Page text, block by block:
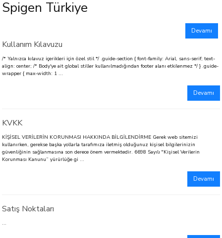
Spigen Türkiye
Devamı
Kullanım Kılavuzu
/* Yalnızca kılavuz içerikleri için özel stil */ .guide-section { font-family: Arial, sans-serif; text-
align: center; /* Body'ye ait global stiller kullanılmadığından footer alanı etkilenmez */ } .guide-
wrapper { max-width: 1 ...
Devamı
KVKK
KİŞİSEL VERİLERİN KORUNMASI HAKKINDA BİLGİLENDİRME Gerek web sitemizi
kullanırken, gerekse başka yollarla tarafımıza iletmiş olduğunuz kişisel bilgilerinizin
güvenliğinin sağlanmasına son derece önem vermektedir. 6698 Sayılı "Kişisel Verilerin
Korunması Kanunu” yürürlüğe gi ...
Devamı
Satış Noktaları
...